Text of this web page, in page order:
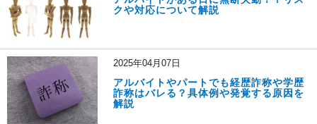
クや対応について解説
2025年04月07日
アルバイトやパートでも経歴詐称や学歴
詐称はバレる？具体例や発覚する原因を
解説